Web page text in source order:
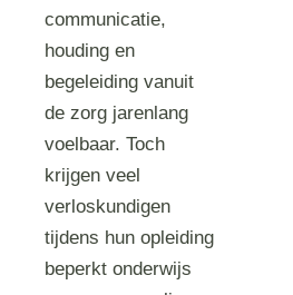
communicatie,
houding en
begeleiding vanuit
de zorg jarenlang
voelbaar. Toch
krijgen veel
verloskundigen
tijdens hun opleiding
beperkt onderwijs